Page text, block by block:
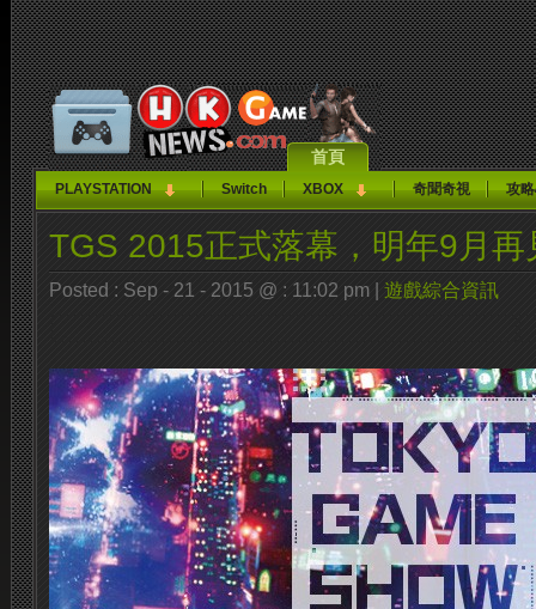
首頁
PLAYSTATION Switch XBOX 奇聞奇視 攻
TGS 2015正式落幕，明年9月再
Posted : Sep - 21 - 2015 @ : 11:02 pm | 遊戲綜合資訊